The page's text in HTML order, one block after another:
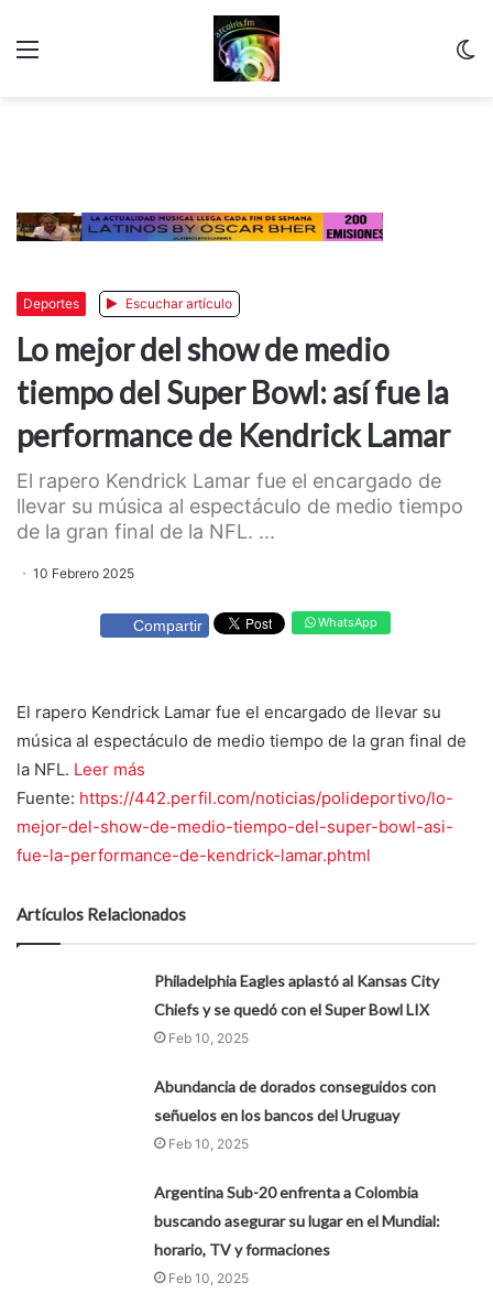
Deportes Escuchar artículo
Lo mejor del show de medio
tiempo del Super Bowl: así fue la
performance de Kendrick Lamar
El rapero Kendrick Lamar fue el encargado de
llevar su música al espectáculo de medio tiempo
de la gran final de la NFL. ...
10 Febrero 2025
Compartir WhatsApp
El rapero Kendrick Lamar fue el encargado de llevar su
música al espectáculo de medio tiempo de la gran final de
la NFL. Leer más
Fuente: https://442.perfil.com/noticias/polideportivo/lo-
mejor-del-show-de-medio-tiempo-del-super-bowl-asi-
fue-la-performance-de-kendrick-lamar.phtml
Artículos Relacionados
Philadelphia Eagles aplastó al Kansas City
Chiefs y se quedó con el Super Bowl LIX
Feb 10, 2025
Abundancia de dorados conseguidos con
señuelos en los bancos del Uruguay
Feb 10, 2025
Argentina Sub-20 enfrenta a Colombia
buscando asegurar su lugar en el Mundial:
horario, TV y formaciones
Feb 10, 2025